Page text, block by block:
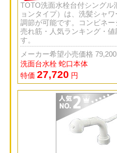
TOTO洗面水栓台付シングル
ョンタイプ）は、洗髪シャ
調節が可能です。コンビネー
売れ筋・人気ランキング・
す。
メーカー希望小売価格
洗面台水栓 蛇口本体
特価 27,720 円